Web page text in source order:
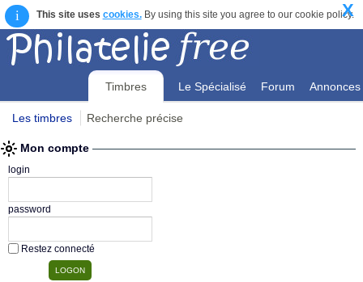
i This site uses cookies.By using this site you agree to our cookie policy.
X
Timbres Le Spécialisé Forum Annonces
Les timbres Recherche précise
Mon compte
login
password
Restez connecté